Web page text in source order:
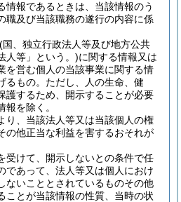
情報であるときは、当該情報のう
職及び当該職務の遂行の内容に係
(国、独立行政法人等及び地方公共
人等」という。)に関する情報又は
を営む個人の当該事業に関する情
もの。 ただし、人の生命、健
護するため、開示することが必要
報を除く。
り、当該法人等又は当該個人の権
の他正当な利益を害するおそれが
受けて、開示しないとの条件で任
であって、法人等又は個人におけ
ないこととされているものその他
ことが当該情報の性質、当時の状